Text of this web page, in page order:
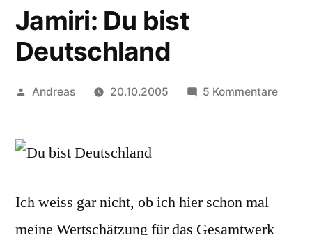
Jamiri: Du bist
Deutschland
Veröffentlicht
Andreas 20.10.2005 5 Kommentarezu
Ich weiss gar nicht, ob ich hier schon mal
meine Wertschätzung für das Gesamtwerk